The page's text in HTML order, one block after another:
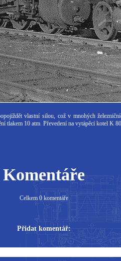
vlastní silou, což v mnohých
10 atm. Převedení na vytápěcí kotel K
Komentáře
Celkem 0 komentáře
Přidat komentář: